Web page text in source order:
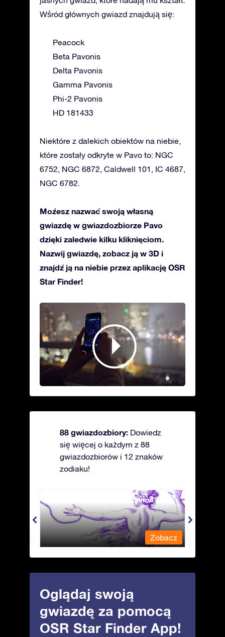
Wśród głównych gwiazd znajdują się:
Peacock
Beta Pavonis
Delta Pavonis
Gamma Pavonis
Phi-2 Pavonis
HD 181433
Niektóre z dalekich obiektów na niebie,
które zostały odkryte w Pavo to: NGC
6752, NGC 6872, Caldwell 101, IC 4687,
NGC 6782.
Możesz nazwać swoją własną
gwiazdę w gwiazdozbiorze Pavo
dzięki zaledwie kilku kliknięciom.
Nazwij gwiazdę, zobacz ją w 3D i
znajdź ją na niebie przez aplikację OSR
Star Finder!
88 gwiazdozbiory: Dowiedz
się więcej o każdym z 88
gwiazdozbiorów i 12 znaków
zodiaku!
Andromeda - Związana panna
Zobacz
Oglądaj swoją
gwiazdę za pomocą
OSR Star Finder App!